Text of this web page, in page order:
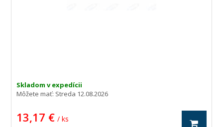
Skladom v expedícii
Môžete mať: Streda 12.08.2026
13,17 € / ks